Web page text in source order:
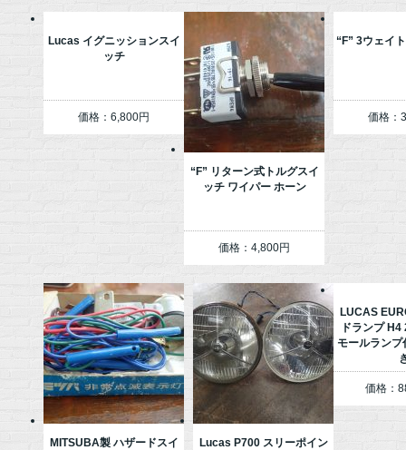
Lucas イグニッションスイ
ッチ
価格：6,800円
“F” リターン式トルグスイ
ッチ ワイパー ホーン
価格：4,800円
“F” 3ウェイ
価格：
MITSUBA製 ハザードスイ
Lucas P700 スリーポイン
LUCAS
ドランプ
モールランプ
価格：